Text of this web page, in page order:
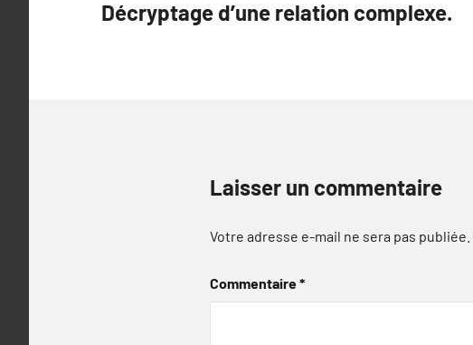
de
Décryptage d’une relation complexe.
Laisser un commentaire
Votre adresse e-mail ne sera pas publiée.
Commentaire*